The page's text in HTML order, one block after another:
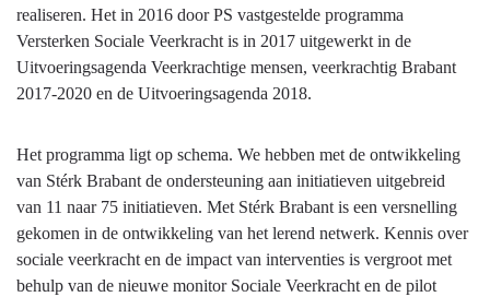
Sociale
veerkracht
Sociale
realiseren. Het in 2016 door PS vastgestelde programma
Versterken Sociale Veerkracht is in 2017 uitgewerkt in de
Uitvoeringsagenda Veerkrachtige mensen, veerkrachtig Brabant
2017-2020 en de Uitvoeringsagenda 2018.
Het programma ligt op schema. We hebben met de ontwikkeling
van Stérk Brabant de ondersteuning aan initiatieven uitgebreid
van 11 naar 75 initiatieven. Met Stérk Brabant is een versnelling
gekomen in de ontwikkeling van het lerend netwerk. Kennis over
sociale veerkracht en de impact van interventies is vergroot met
behulp van de nieuwe monitor Sociale Veerkracht en de pilot